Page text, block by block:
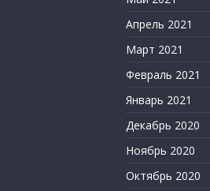
Апрель 2021
Март 2021
Февраль 2021
Январь 2021
Декабрь 2020
Ноябрь 2020
Октябрь 2020